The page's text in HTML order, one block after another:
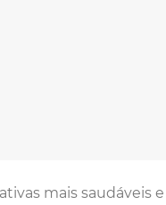
mais saudáveis e